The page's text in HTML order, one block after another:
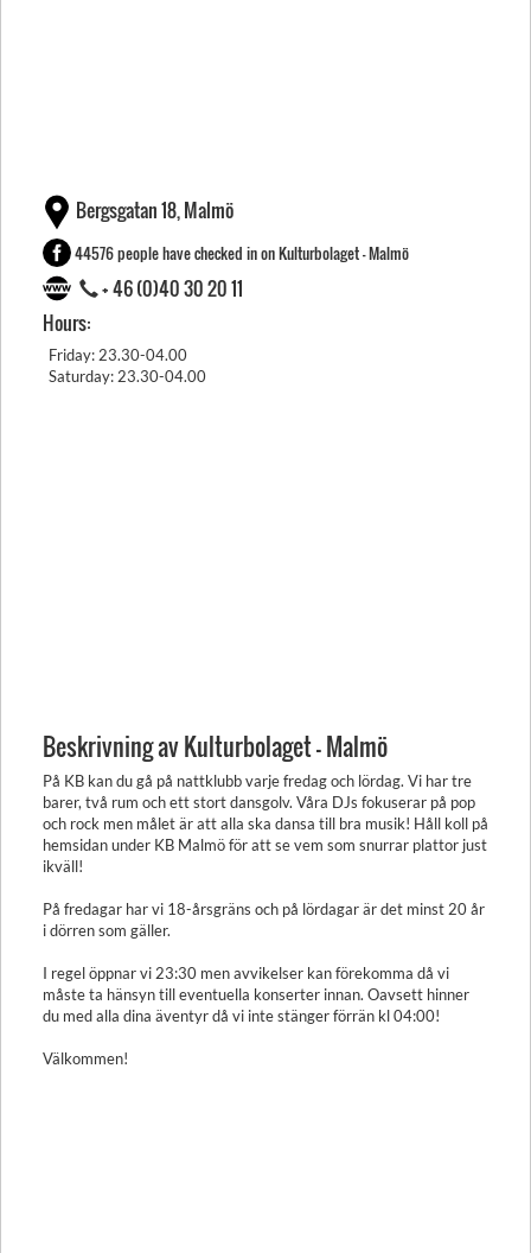
Bergsgatan 18, Malmö
44576 people have checked in on Kulturbolaget - Malmö
+ 46 (0)40 30 20 11
Hours:
Friday: 23.30-04.00
Saturday: 23.30-04.00
Beskrivning av Kulturbolaget - Malmö
På KB kan du gå på nattklubb varje fredag och lördag. Vi har tre
barer, två rum och ett stort dansgolv. Våra DJs fokuserar på pop
och rock men målet är att alla ska dansa till bra musik! Håll koll på
hemsidan under KB Malmö för att se vem som snurrar plattor just
ikväll!
På fredagar har vi 18-årsgräns och på lördagar är det minst 20 år
i dörren som gäller.
I regel öppnar vi 23:30 men avvikelser kan förekomma då vi
måste ta hänsyn till eventuella konserter innan. Oavsett hinner
du med alla dina äventyr då vi inte stänger förrän kl 04:00!
Välkommen!